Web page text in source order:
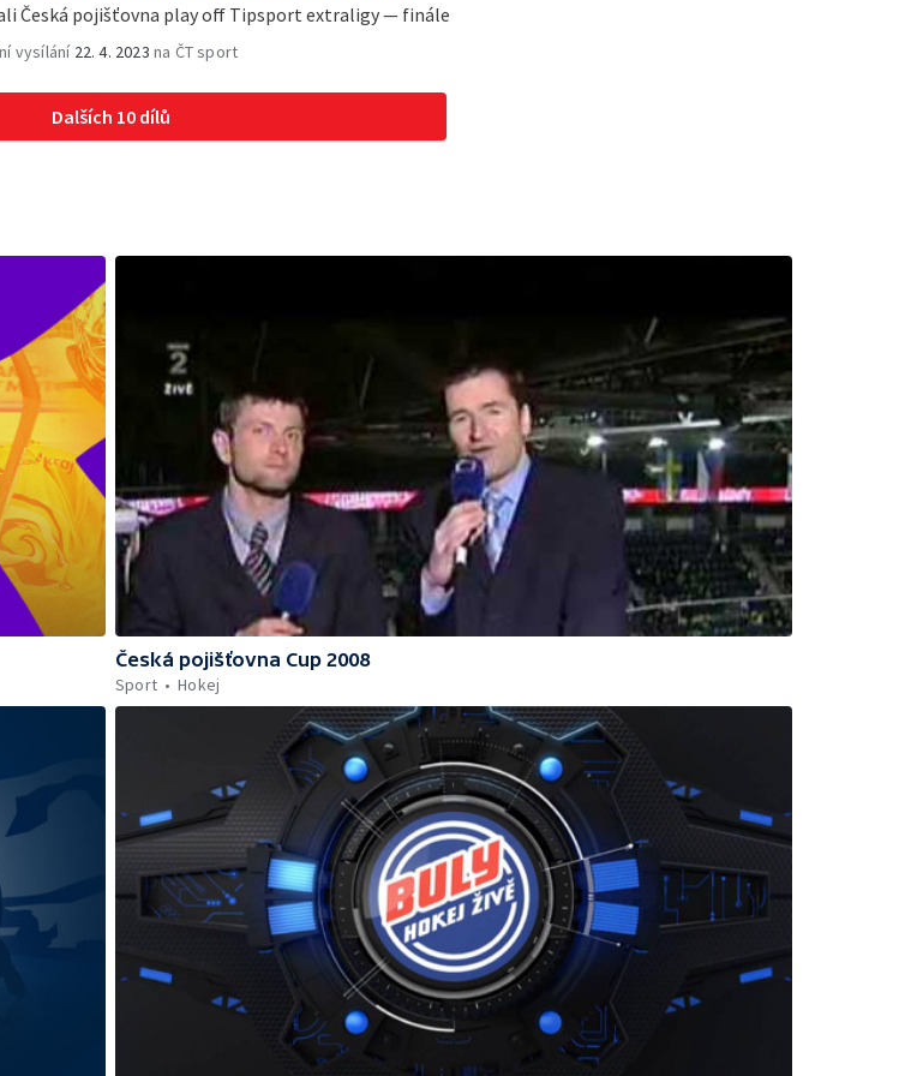
Česká pojišťovna play off Tipsport extraligy — finále
vysílání 22. 4. 2023 na ČT sport
Dalších 10 dílů
Česká pojišťovna Cup 2008
Sport
Hokej